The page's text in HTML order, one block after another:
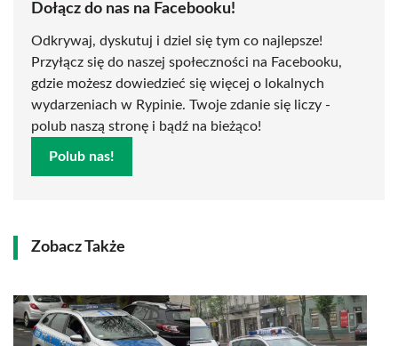
Dołącz do nas na Facebooku!
Odkrywaj, dyskutuj i dziel się tym co najlepsze!
Przyłącz się do naszej społeczności na Facebooku,
gdzie możesz dowiedzieć się więcej o lokalnych
wydarzeniach w Rypinie. Twoje zdanie się liczy -
polub naszą stronę i bądź na bieżąco!
Polub nas!
Zobacz Także